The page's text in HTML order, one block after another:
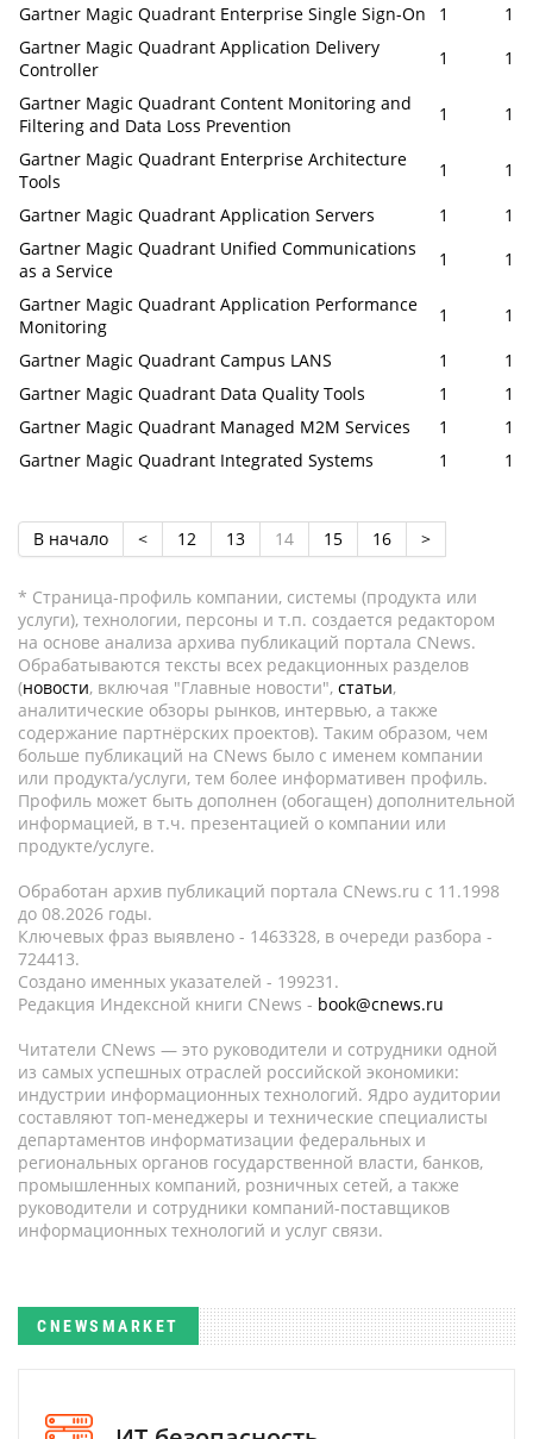
Gartner Magic Quadrant Enterprise Single Sign-On
1
1
Gartner Magic Quadrant Application Delivery
Controller
1
1
Gartner Magic Quadrant Content Monitoring and
Filtering and Data Loss Prevention
1
1
Gartner Magic Quadrant Enterprise Architecture
Tools
1
1
Gartner Magic Quadrant Application Servers
1
1
Gartner Magic Quadrant Unified Communications
as a Service
1
1
Gartner Magic Quadrant Application Performance
Monitoring
1
1
Gartner Magic Quadrant Campus LANS
1
1
Gartner Magic Quadrant Data Quality Tools
1
1
Gartner Magic Quadrant Managed M2M Services
1
1
Gartner Magic Quadrant Integrated Systems
1 1
В начало < 12 13 14 15 16 >
* Страница-профиль компании, системы (продукта или
услуги), технологии, персоны и т.п. создается редактором
на основе анализа архива публикаций портала CNews.
Обрабатываются тексты всех редакционных разделов
(новости, включая "Главные новости", статьи,
аналитические обзоры рынков, интервью, а также
содержание партнёрских проектов). Таким образом, чем
больше публикаций на CNews было с именем компании
или продукта/услуги, тем более информативен профиль.
Профиль может быть дополнен (обогащен) дополнительной
информацией, в т.ч. презентацией о компании или
продукте/услуге.
Обработан архив публикаций портала CNews.ru c 11.1998
до 08.2026 годы.
Ключевых фраз выявлено - 1463328, в очереди разбора -
724413.
Создано именных указателей - 199231.
Редакция Индексной книги CNews - book@cnews.ru
Читатели CNews — это руководители и сотрудники одной
из самых успешных отраслей российской экономики:
индустрии информационных технологий. Ядро аудитории
составляют топ-менеджеры и технические специалисты
департаментов информатизации федеральных и
региональных органов государственной власти, банков,
промышленных компаний, розничных сетей, а также
руководители и сотрудники компаний-поставщиков
информационных технологий и услуг связи.
CNEWSMARKET